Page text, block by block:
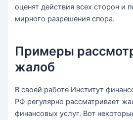
оценят действия всех сторон и
мирного разрешения спора.
Примеры
жалоб
В своей работе Институт
РФ регулярно рассматривает
финансовых услуг. Вот